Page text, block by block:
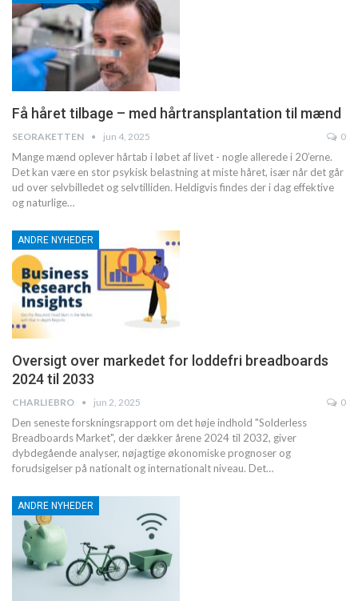
Få håret tilbage – med hårtransplantation til mænd
SEORAKETTEN jun 4, 2025 0
Mange mænd oplever hårtab i løbet af livet - nogle allerede i 20’erne.
Det kan være en stor psykisk belastning at miste håret, især når det går
ud over selvbilledet og selvtilliden. Heldigvis findes der i dag effektive
og naturlige…
ANDRE NYHEDER
Oversigt over markedet for loddefri breadboards
2024 til 2033
CHARLIEBRO jun 2, 2025 0
Den seneste forskningsrapport om det høje indhold "Solderless
Breadboards Market", der dækker årene 2024 til 2032, giver
dybdegående analyser, nøjagtige økonomiske prognoser og
forudsigelser på nationalt og internationalt niveau. Det…
ANDRE NYHEDER